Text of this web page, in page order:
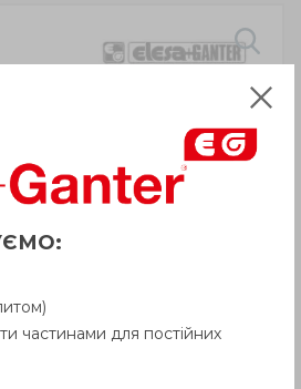
частинами для постійних